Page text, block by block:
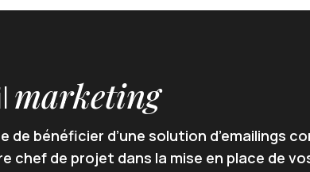
marketing
bénéficier d’une solution d’emailings
chef de projet dans la mise en place de